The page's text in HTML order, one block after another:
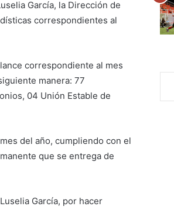
García, la Dirección de
correspondientes al
correspondiente al mes
manera: 77
04 Unión Estable de
del año, cumpliendo con el
que se entrega de
García, por hacer